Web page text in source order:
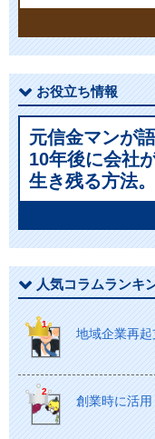
お役立ち情報
元信金マンが
10年後に会社
生き残る方法。
人気コラムランキ
地域企業再起
創業時に活